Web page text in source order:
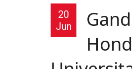
20
Jun